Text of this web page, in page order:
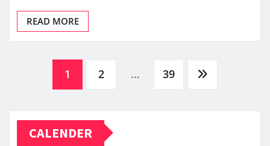
READ MORE
pagination
1 2 … 39
CALENDER